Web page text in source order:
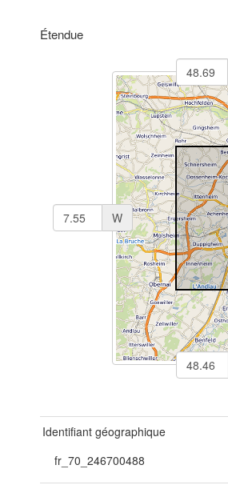
Étendue
W
Identifiant géographique
fr_70_246700488